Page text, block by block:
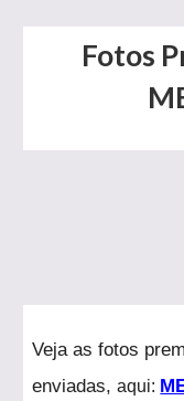
Fotos
Veja as fotos
enviadas,aqui: